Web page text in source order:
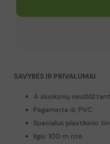
SAVYBĖS IR PRIVALUMAI
4 sluoksnių
Pagaminta iš: PVC.
Specialus plastikinio
Ilgis: 100 m ritė.